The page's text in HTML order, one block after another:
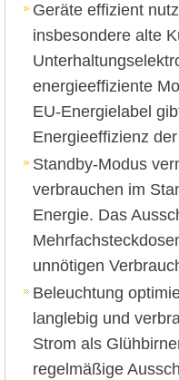
Geräte effizient
insbesondere alte
energieeffiziente
EU-Energielabel
Energieeffizienz
Standby-Modus
verbrauchen im
Energie. Das
unnötigen
Beleuchtung
langlebig und
Strom als
regelmäßige